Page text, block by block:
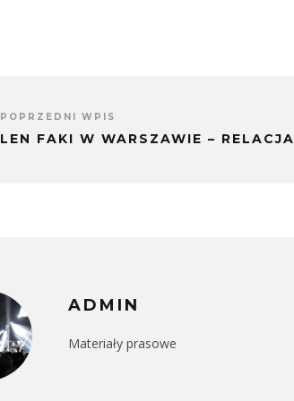
POPRZEDNI WPIS
LEN FAKI W WARSZAWIE – RELACJA
ADMIN
Materiały prasowe